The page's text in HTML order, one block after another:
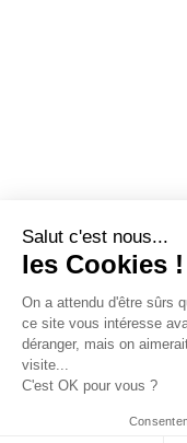
Salut c'est nous...
les Cookies !
On a attendu d'être sûrs
ce site vous intéresse
déranger, mais on
visite...
C'est OK pour vous ?